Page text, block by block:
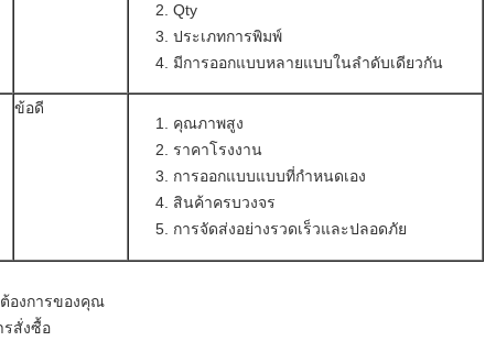
Qty
ประเภทการพิมพ์
มีการออกแบบหลายแบบในลําดับเดียวกัน
ข้อดี
คุณภาพสูง
ราคาโรงงาน
การออกแบบแบบที่กําหนดเอง
สินค้าครบวงจร
การจัดส่งอย่างรวดเร็วและปลอดภัย
องการของคุณ
รสั่งซื้อ